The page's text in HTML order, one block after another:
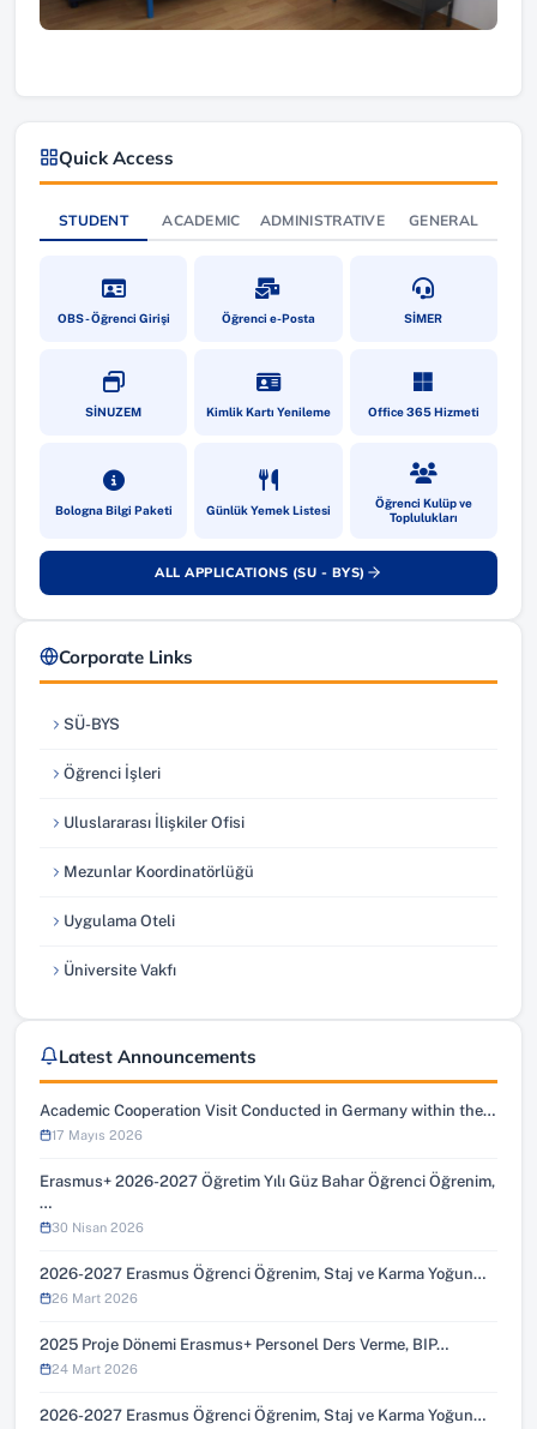
Quick Access
STUDENT ACADEMIC ADMINISTRATIVE GENERAL
OBS - Öğrenci Girişi(yeni sekmede açılır)Öğrenci e-Posta(yeni sekmede açılır)SİMER(yeni sekmede
SİNUZEM(yeni sekmede açılır)Kimlik Kartı Yenileme(yeni sekmede açılır)Office 365 Hizmeti
(yeni sekmede
Bologna Bilgi Paketi(yeni sekmede açılır)Günlük Yemek Listesi(yeni sekmede açılır)Öğrenci Kulüp ve
Toplulukları
(yeni sekmede
ALL APPLICATIONS (SU - BYS)
(yeni sekmede açılır)
Corporate Links
SÜ-BYS
(yeni sekmede açılır)
Öğrenci İşleri
(yeni sekmede açılır)
Uluslararası İlişkiler Ofisi
(yeni sekmede açılır)
Mezunlar Koordinatörlüğü
(yeni sekmede açılır)
Uygulama Oteli
(yeni sekmede açılır)
Üniversite Vakfı
(yeni sekmede açılır)
Latest Announcements
Academic Cooperation Visit Conducted in Germany within the…
17 Mayıs 2026
Erasmus+ 2026-2027 Öğretim Yılı Güz Bahar Öğrenci Öğrenim,
…
30 Nisan 2026
2026-2027 Erasmus Öğrenci Öğrenim, Staj ve Karma Yoğun…
26 Mart 2026
2025 Proje Dönemi Erasmus+ Personel Ders Verme, BIP…
24 Mart 2026
2026-2027 Erasmus Öğrenci Öğrenim, Staj ve Karma Yoğun…